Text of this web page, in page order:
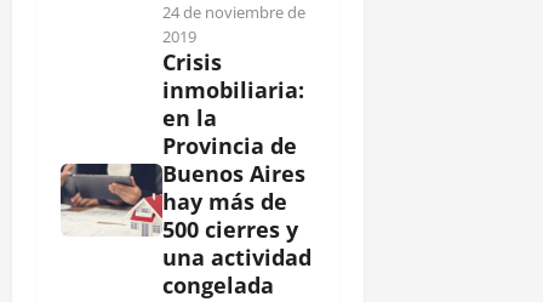
24 de noviembre de
2019
Crisis
inmobiliaria:
en la
Provincia de
Buenos Aires
hay más de
500 cierres y
una actividad
congelada